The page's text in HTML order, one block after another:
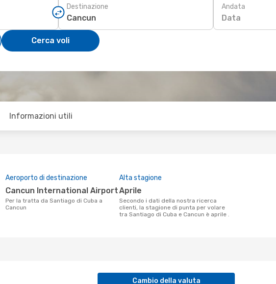
Destinazione Andata
Data
Cerca voli
Informazioni utili
Aeroporto di destinazione
Cancun International Airport
Per la tratta da Santiago di Cuba a
Cancun
Alta stagione
aprile
Secondo i dati della nostra ricerca
clienti, la stagione di punta per volare
tra Santiago di Cuba e Cancun è aprile .
Cambio della valuta